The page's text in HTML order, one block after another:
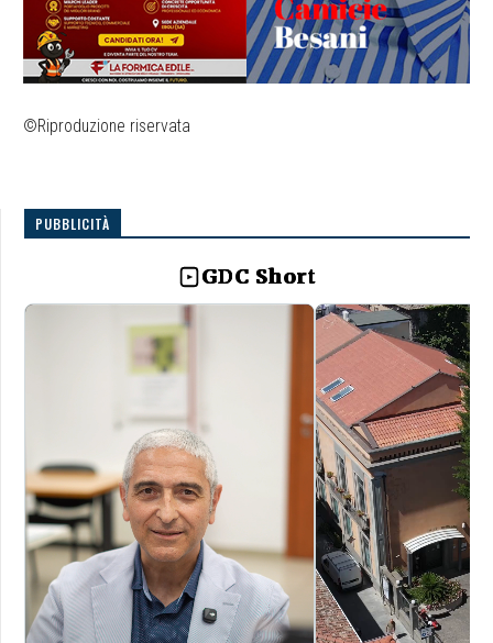
©Riproduzione riservata
PUBBLICITÀ
GDC Short